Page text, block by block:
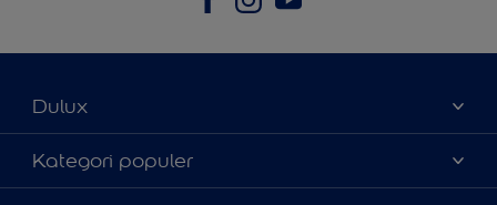
Dulux
Tentang Kami
Contact us
Kategori populer